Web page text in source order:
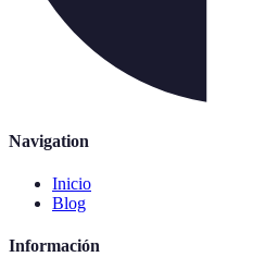
Navigation
Inicio
Blog
Información